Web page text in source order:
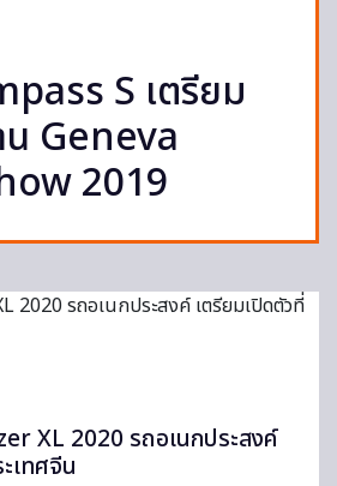
S เตรียม
น Geneva
2019
XL 2020 รถอเนกประสงค์
เทศจีน